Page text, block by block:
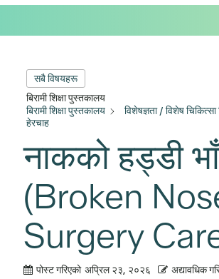
सबै विषयहरू
बिरामी शिक्षा पुस्तकालय
बिरामी शिक्षा पुस्तकालय
विशेषज्ञता / विशेष
हेरचाह
नाकको हड्डी
(Broken
Surgery
पोस्ट गरिएको अप्रिल २३, २०२६ अद्यावधिक